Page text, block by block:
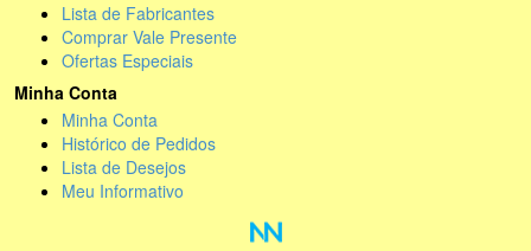
Lista de Fabricantes
Comprar Vale Presente
Ofertas Especiais
Minha Conta
Minha Conta
Histórico de Pedidos
Lista de Desejos
Meu Informativo